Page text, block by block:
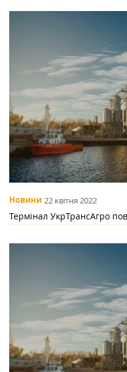
Новини 22 квітня 2022
Термінал УкрТрансАгро